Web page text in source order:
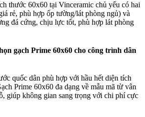
thước 60x60 tại Vinceramic chủ yếu có hai
rẻ, phù hợp ốp tường/lát phòng ngủ) và
đá cứng, chịu lực tốt, phù hợp lát phòng
gạch Prime 60x60 cho công trình dân
quốc dân phù hợp với hầu hết diện tích
Prime 60x60 đa dạng về mẫu mã từ vân
giúp không gian sang trọng với chi phí cực